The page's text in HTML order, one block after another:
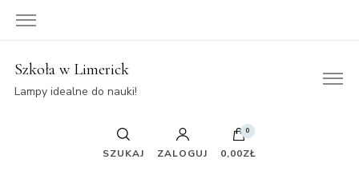
Szkoła w Limerick
Lampy idealne do nauki!
SZUKAJ ZALOGUJ
0
0,00ZŁ